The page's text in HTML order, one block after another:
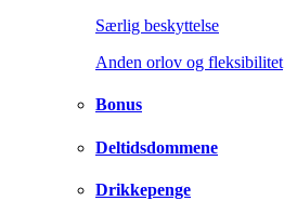
Særlig beskyttelse
Anden orlov og fleksibilitet
Bonus
Deltidsdommene
Drikkepenge